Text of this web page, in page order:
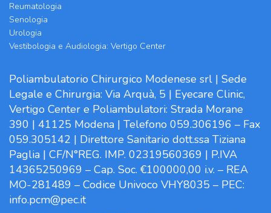
Reumatologia
Senologia
Urologia
Vestibologia e Audiologia: Vertigo Center
Poliambulatorio Chirurgico Modenese srl | Sede
Legale e Chirurgia: Via Arquà, 5 | Eyecare Clinic,
Vertigo Center e Poliambulatori: Strada Morane
390 | 41125 Modena | Telefono 059.306196 – Fax
059.305142 | Direttore Sanitario dott.ssa Tiziana
Paglia | CF/N°REG. IMP. 02319560369 | P.IVA
14365250969 – Cap. Soc. €100000,00 i.v. – REA
MO-281489 – Codice Univoco VHY8035 – PEC:
info.pcm@pec.it